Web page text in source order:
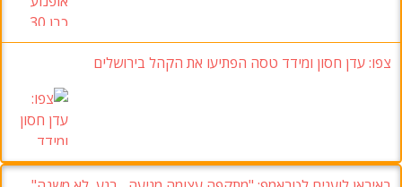
צפו:עדן חסון ומידד טסה הפתיעו את הקהל בירושלים